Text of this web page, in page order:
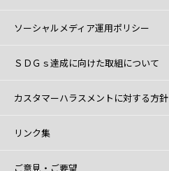
ソーシャルメディア運用ポリシー
ＳＤＧｓ達成に向けた取組について
カスタマーハラスメントに対する方針
リンク集
ご意見・ご要望